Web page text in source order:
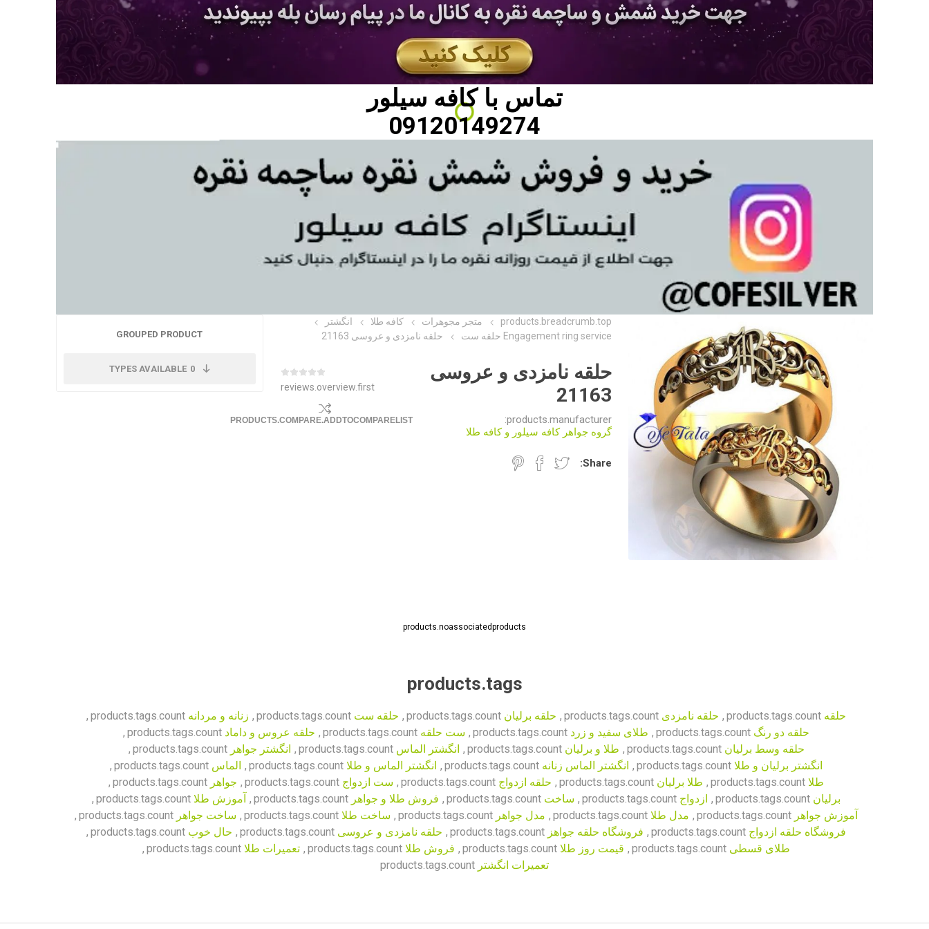
تماس باکافه سیلور
09120149274
products.breadcrumb.top متجر مجوهرات کافه طلا
انگشتر
Engagement ring service حلقه ست
حلقه نامزدی و عروسی 21163
حلقه نامزدی و عروسی
21163
products.manufacturer:
گروه جواهر کافه سیلور و کافه طلا
reviews.overview.first
PRODUCTS.COMPARE.ADDTOCOMPARELIST
GROUPED PRODUCT
0
TYPES AVAILABLE
Share:
products.noassociatedproducts
products.tags
حلقه products.tags.count
, حلقه نامزدی products.tags.count
, حلقه برلیان products.tags.count
, حلقه ست products.tags.count
, زنانه و مردانه products.tags.count
,
حلقه دو رنگ products.tags.count
, طلای سفید و زرد products.tags.count
, ست حلقه products.tags.count
, حلقه عروس و داماد products.tags.count
,
حلقه وسط برلیان products.tags.count
, طلا و برلیان products.tags.count
, انگشتر الماس products.tags.count
, انگشتر جواهر products.tags.count
,
انگشتر برلیان و طلا products.tags.count
, انگشتر الماس زنانه products.tags.count
, انگشتر الماس و طلا products.tags.count
, الماس products.tags.count
,
طلا products.tags.count
, طلا برلیان products.tags.count
, حلقه ازدواج products.tags.count
, ست ازدواج products.tags.count
, جواهر products.tags.count
,
برلیان products.tags.count
, ازدواج products.tags.count
, ساخت products.tags.count
, فروش طلا و جواهر products.tags.count
, آموزش طلا products.tags.count
,
آموزش جواهر products.tags.count
, مدل طلا products.tags.count
, مدل جواهر products.tags.count
, ساخت طلا products.tags.count
, ساخت جواهر products.tags.count
,
فروشگاه حلقه ازدواج products.tags.count
, فروشگاه حلقه جواهز products.tags.count
, حلقه نامزدی و عروسی products.tags.count
, حال خوب products.tags.count
,
طلای قسطی products.tags.count
, قیمت روز طلا products.tags.count
, فروش طلا products.tags.count
, تعمیرات طلا products.tags.count
,
تعمیرات انگشتر products.tags.count